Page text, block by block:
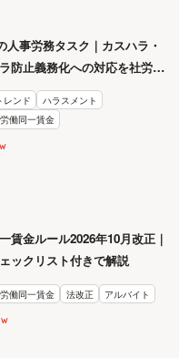
人事労務タスク｜カスハラ・
防止義務化への対応を社労士
レンド
ハラスメント
働同一賃金
賃金ルール2026年10月改正｜
ックリスト付きで解説
働同一賃金 法改正 アルバイト